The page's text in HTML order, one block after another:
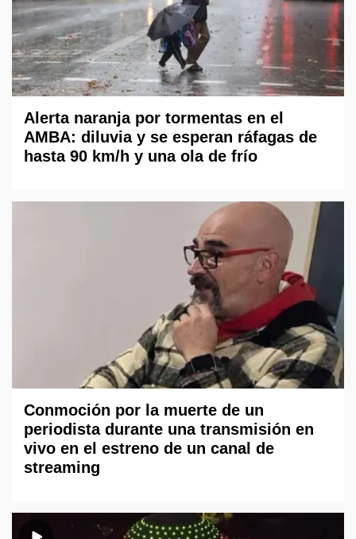
Alerta naranja por tormentas en el
AMBA: diluvia y se esperan ráfagas de
hasta 90 km/h y una ola de frío
Conmoción por la muerte de un
periodista durante una transmisión en
vivo en el estreno de un canal de
streaming